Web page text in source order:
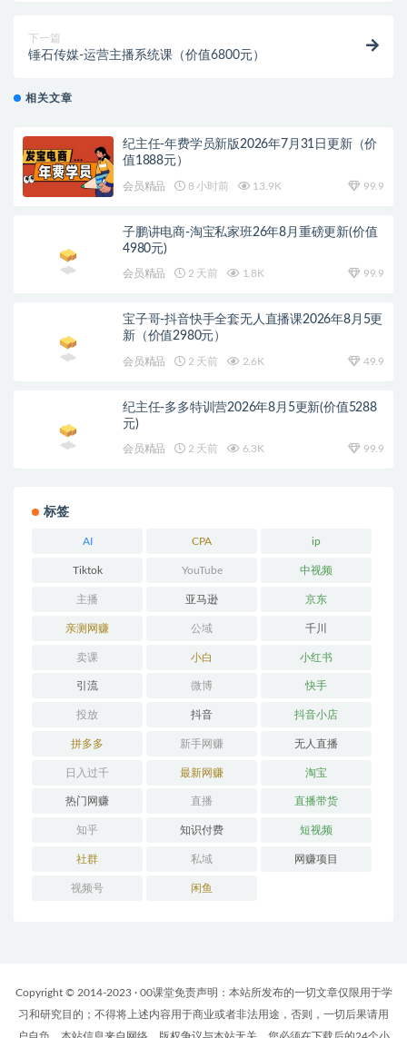
下一篇
锤石传媒-运营主播系统课（价值6800元）
相关文章
纪主任-年费学员新版2026年7月31日更新（价
值1888元）
会员精品 8 小时前 13.9K 99.9
子鹏讲电商-淘宝私家班26年8月重磅更新(价值
4980元)
会员精品 2 天前 1.8K 99.9
宝子哥-抖音快手全套无人直播课2026年8月5更
新（价值2980元）
会员精品 2 天前 2.6K 49.9
纪主任-多多特训营2026年8月5更新(价值5288
元)
会员精品 2 天前 6.3K 99.9
标签
AI CPA ip
Tiktok YouTube 中视频
主播 亚马逊 京东
亲测网赚 公域 千川
卖课 小白 小红书
引流 微博 快手
投放 抖音 抖音小店
拼多多 新手网赚 无人直播
日入过千 最新网赚 淘宝
热门网赚 直播 直播带货
知乎 知识付费 短视频
社群 私域 网赚项目
视频号 闲鱼
Copyright © 2014-2023 · 00课堂免责声明：本站所发布的一切文章仅限用于学
习和研究目的；不得将上述内容用于商业或者非法用途，否则，一切后果请用